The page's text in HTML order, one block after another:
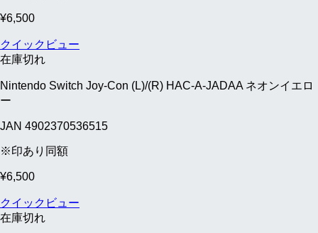
¥6,500
クイックビュー
在庫切れ
Nintendo Switch Joy-Con (L)/(R) HAC-A-JADAA ネオンイエロ
ー
JAN 4902370536515
※印あり同額
¥6,500
クイックビュー
在庫切れ